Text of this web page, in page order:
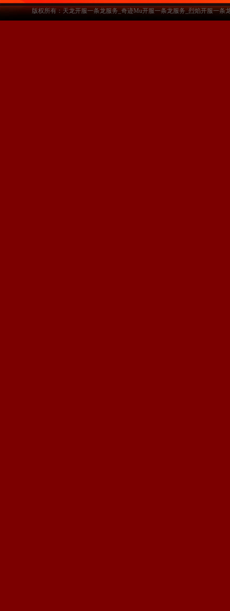
版权所有：天龙开服一条龙服务_奇迹Mu开服一条龙服务_烈焰开服一条